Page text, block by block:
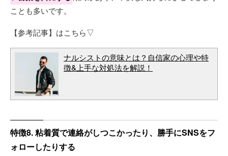
ことも多いです。
【参考記事】はこちら▽
ナルシストの意味とは？自信家の心理や特
徴&上手な対処法を解説！
特徴8. 粘着質で連絡がしつこかったり、勝手にSNSをフ
ォローしたりする